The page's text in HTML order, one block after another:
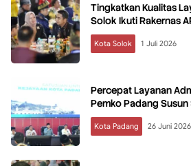
Tingkatkan Kualitas
Solok Ikuti Rakernas
Kota Solok 1 Juli 2026
Percepat Layanan
Pemko Padang Susun
Kota Padang 26 Juni 2026